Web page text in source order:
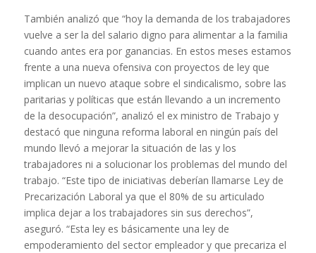
También analizó que “hoy la demanda de los trabajadores
vuelve a ser la del salario digno para alimentar a la familia
cuando antes era por ganancias. En estos meses estamos
frente a una nueva ofensiva con proyectos de ley que
implican un nuevo ataque sobre el sindicalismo, sobre las
paritarias y políticas que están llevando a un incremento
de la desocupación”, analizó el ex ministro de Trabajo y
destacó que ninguna reforma laboral en ningún país del
mundo llevó a mejorar la situación de las y los
trabajadores ni a solucionar los problemas del mundo del
trabajo. “Este tipo de iniciativas deberían llamarse Ley de
Precarización Laboral ya que el 80% de su articulado
implica dejar a los trabajadores sin sus derechos”,
aseguró. “Esta ley es básicamente una ley de
empoderamiento del sector empleador y que precariza el